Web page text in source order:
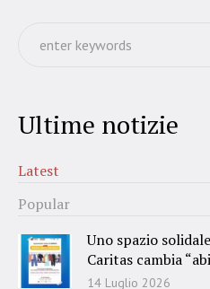
Ultime notizie
Latest
Popular
Uno spazio
Caritas cambia
14 Luglio 2026